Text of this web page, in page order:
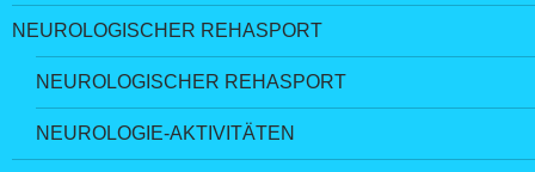
NEUROLOGISCHER REHASPORT
NEUROLOGISCHER REHASPORT
NEUROLOGIE-AKTIVITÄTEN